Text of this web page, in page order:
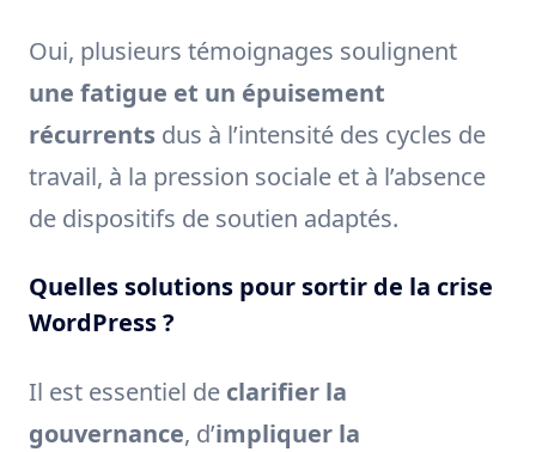
Oui, plusieurs témoignages soulignent
une fatigue et un épuisement
récurrents dus à l’intensité des cycles de
travail, à la pression sociale et à l’absence
de dispositifs de soutien adaptés.
Quelles solutions pour sortir de la crise
WordPress ?
Il est essentiel de clarifier la
gouvernance, d’impliquer la